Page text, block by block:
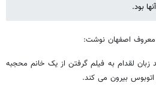
بود.
معروف اصفهان نوشت:
زبان لقدام به فیلم گرفتن از یک خانم محجبه
اتوبوس بیرون می کند.